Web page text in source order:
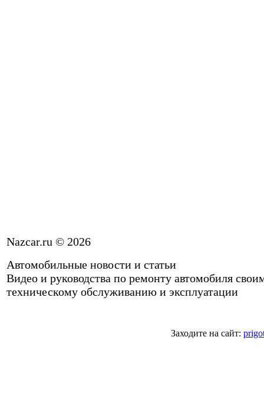
Nazcar.ru © 2026
Автомобильные новости и статьи
Видео и руководства по ремонту автомобиля
техническому обслуживанию и эксплуатации
Заходите на сайт: